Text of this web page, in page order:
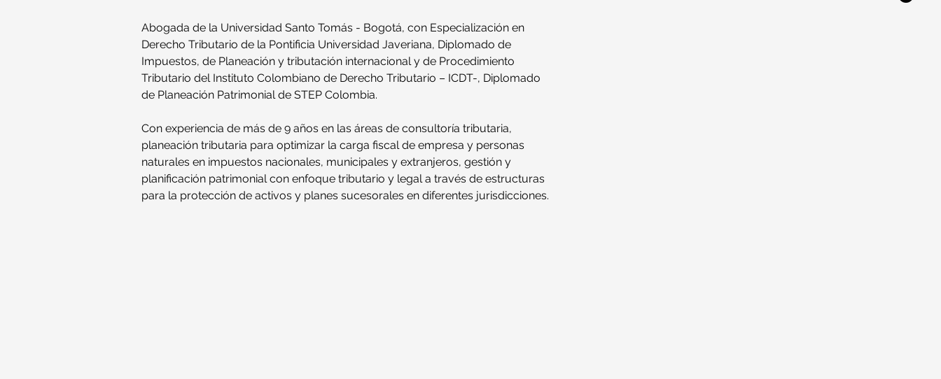
Abogada de la Universidad Santo Tomás - Bogotá, con Especialización en
Derecho Tributario de la Pontificia Universidad Javeriana, Diplomado de
Impuestos, de Planeación y tributación internacional y de Procedimiento
Tributario del Instituto Colombiano de Derecho Tributario – ICDT-, Diplomado
de Planeación Patrimonial de STEP Colombia.
Con experiencia de más de 9 años en las áreas de consultoría tributaria,
planeación tributaria para optimizar la carga fiscal de empresa y personas
naturales en impuestos nacionales, municipales y extranjeros, gestión y
planificación patrimonial con enfoque tributario y legal a través de estructuras
para la protección de activos y planes sucesorales en diferentes jurisdicciones.